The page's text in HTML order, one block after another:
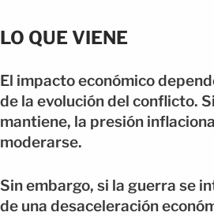
LO QUE VIENE
El impacto económico
de la evolución del conflicto.
mantiene, la presión
moderarse.
Sin embargo, si la guerra se
de una desaceleración